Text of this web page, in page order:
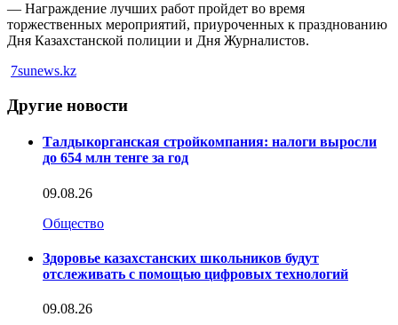
— Награждение лучших работ пройдет во время
торжественных мероприятий, приуроченных к празднованию
Дня Казахстанской полиции и Дня Журналистов.
7sunews.kz
Другие новости
Талдыкорганская стройкомпания: налоги выросли
до 654 млн тенге за год
09.08.26
Общество
Здоровье казахстанских школьников будут
отслеживать с помощью цифровых технологий
09.08.26